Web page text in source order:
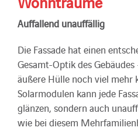
Auffallend unauffällig
Die Fassade hat einen
Gesamt-Optik des
äußere Hülle noch viel mehr
Solarmodulen kann jede
glänzen, sondern auch
wie bei diesem